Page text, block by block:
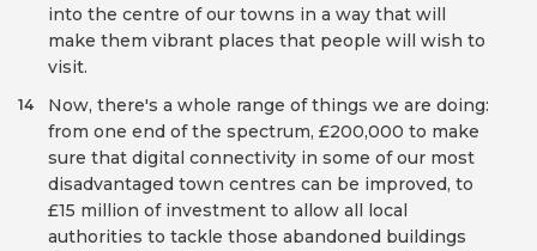
into the centre of our towns in a way that will
make them vibrant places that people will wish to
visit.
Now, there's a whole range of things we are doing:
from one end of the spectrum, £200,000 to make
sure that digital connectivity in some of our most
disadvantaged town centres can be improved, to
£15 million of investment to allow all local
authorities to tackle those abandoned buildings
14